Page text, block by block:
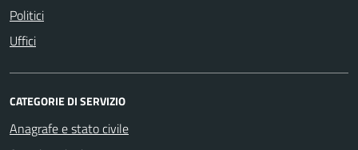
Politici
Uffici
CATEGORIE DI SERVIZIO
Anagrafe e stato civile